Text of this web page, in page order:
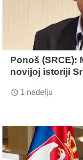
Ponoš (SRCE):
novijoj istoriji
access_time 1 nedelju